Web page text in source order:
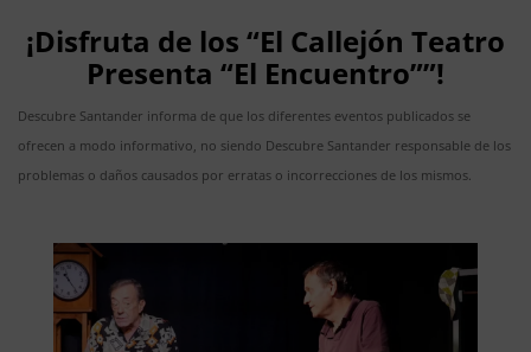
¡Disfruta de los “El Callejón Teatro
Presenta “El Encuentro””!
Descubre Santander informa de que los diferentes eventos publicados se
ofrecen a modo informativo, no siendo Descubre Santander responsable de los
problemas o daños causados por erratas o incorrecciones de los mismos.